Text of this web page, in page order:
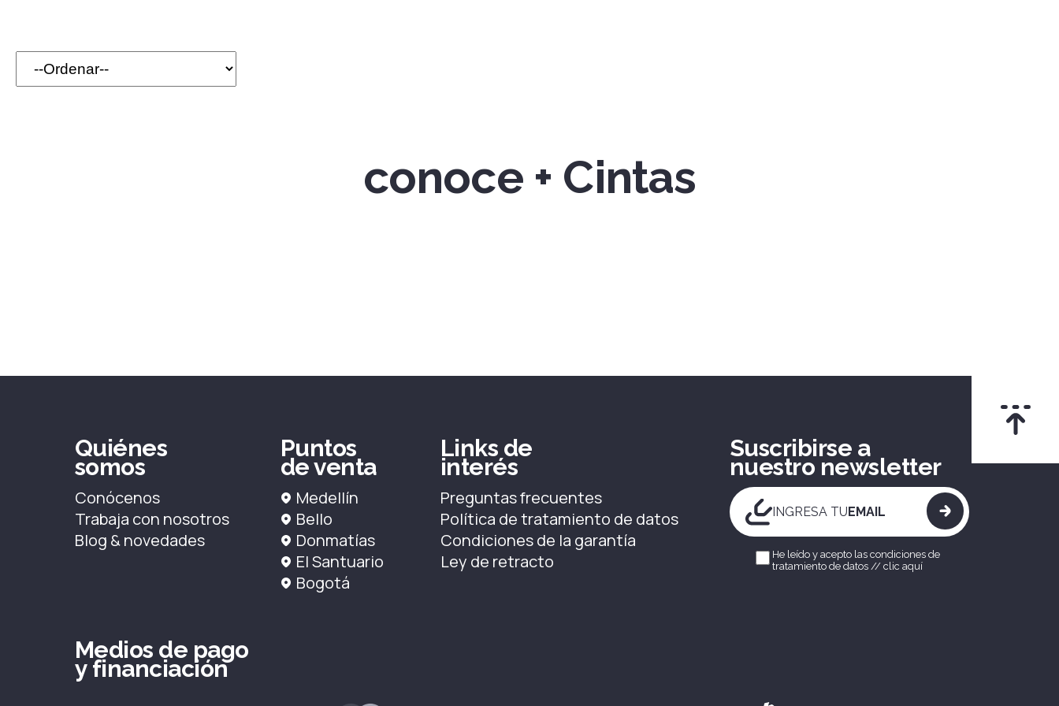
conoce + Cintas
Quiénes
somos
Conócenos
Trabaja con nosotros
Blog & novedades
Puntos
de venta
Medellín
Bello
Donmatías
El Santuario
Bogotá
Links de
interés
Preguntas frecuentes
Política de tratamiento de datos
Condiciones de la garantía
Ley de retracto
Suscribirse a
nuestro newsletter
INGRESA TUEMAIL
He leído y acepto las condiciones de
tratamiento de datos // clic aquí
Medios de pago
y financiación